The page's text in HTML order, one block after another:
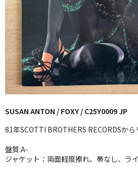
新譜
GG RECORD （当店のレーベル）
全商品
JAZZ-US
BLUE NOTE
JAZZ-EU
JAZZ-VOCAL
SUSAN ANTON / FOXY / C25Y0009 JP
81年SCOTTI BROTHERS RECORDSから
盤質:A-
ジャケット：両面軽度擦れ、帯なし、ライ